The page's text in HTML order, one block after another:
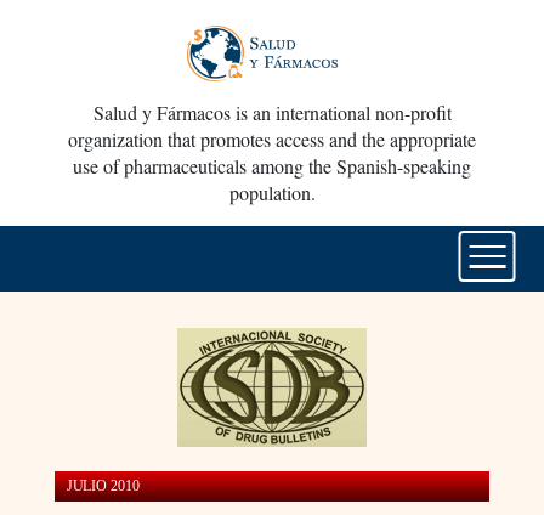
Salud y Fármacos is an international non-profit
organization that promotes access and the appropriate
use of pharmaceuticals among the Spanish-speaking
population.
JULIO 2010